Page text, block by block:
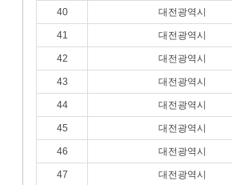
40 대전광역시
41 대전광역시
42 대전광역시
43 대전광역시
44 대전광역시
45 대전광역시
46 대전광역시
47 대전광역시